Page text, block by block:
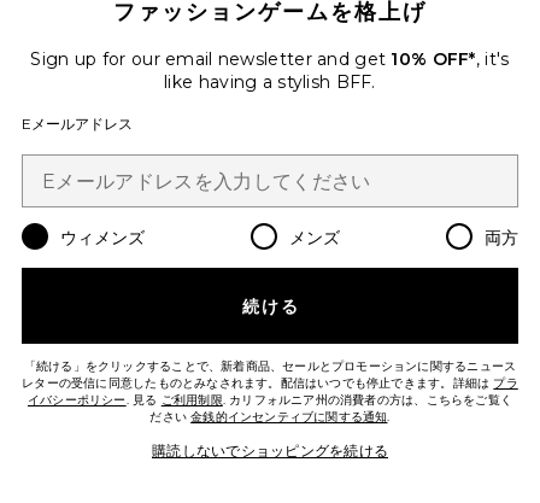
RIBBON FLOWERS スコート
For Love & Lemons
$259
ファッションゲームを格上げ
Sign up for our email newsletter and get 10% OFF*, it's
like having a stylish BFF.
Eメールアドレス
ウィメンズ メンズ 両方
続ける
「続ける」をクリックすることで、新着商品、セールとプロモーションに関するニュース
レターの受信に同意したものとみなされます。配信はいつでも停止できます。詳細は プラ
イバシーポリシー. 見る ご利用制限. カリフォルニア州の消費者の方は、こちらをご覧く
ださい金銭的インセンティブに関する通知.
購読しないでショッピングを続ける